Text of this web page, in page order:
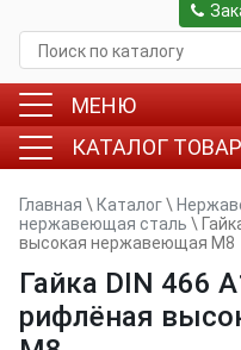
МЕНЮ
КАТАЛОГ
Главная \ Каталог\
нержавеющая сталь \
высокая нержавеющая M8
Гайка DIN 466
рифлёная